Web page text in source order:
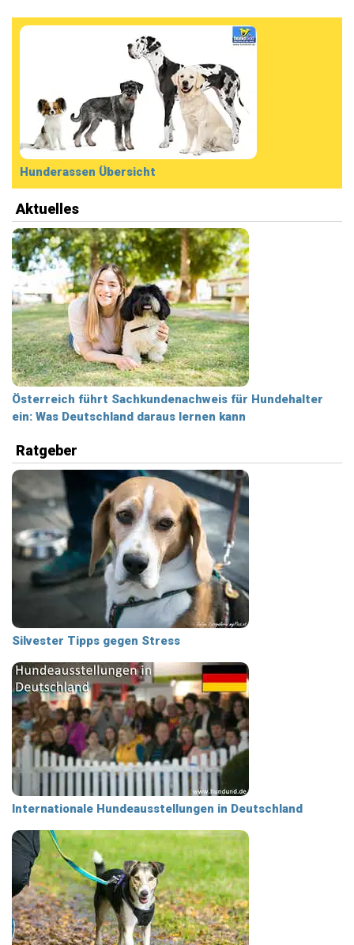
Hunderassen Übersicht
Aktuelles
Österreich führt Sachkundenachweis für Hundehalter
ein: Was Deutschland daraus lernen kann
Ratgeber
Silvester Tipps gegen Stress
Internationale Hundeausstellungen in Deutschland